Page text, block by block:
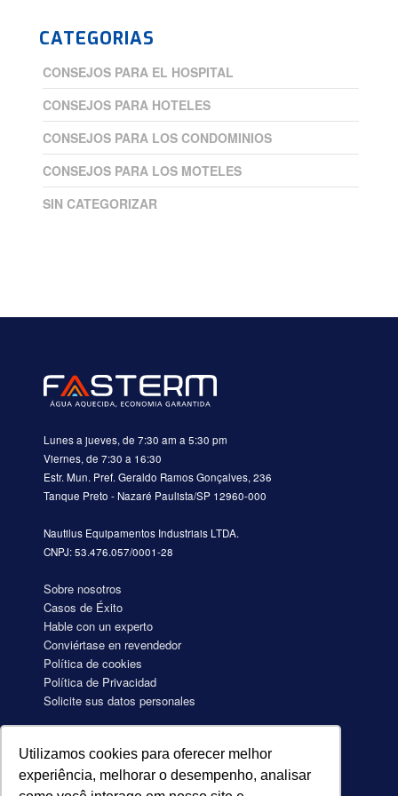
Utilizamos cookies para oferecer melhor
experiência, melhorar o desempenho, analisar
CATEGORIAS
CONSEJOS PARA EL HOSPITAL
CONSEJOS PARA HOTELES
CONSEJOS PARA LOS CONDOMINIOS
CONSEJOS PARA LOS MOTELES
SIN CATEGORIZAR
Lunes a jueves, de 7:30 am a 5:30 pm
Viernes, de 7:30 a 16:30
Estr. Mun. Pref. Geraldo Ramos Gonçalves, 236
Tanque Preto - Nazaré Paulista/SP 12960-000
Nautilus Equipamentos Industriais LTDA.
CNPJ: 53.476.057/0001-28
Sobre nosotros
Casos de Éxito
Hable con un experto
Conviértase en revendedor
Política de cookies
Política de Privacidad
Solicite sus datos personales
Aquecimento de água para Hotéis
Aquecimento de água para Motéis